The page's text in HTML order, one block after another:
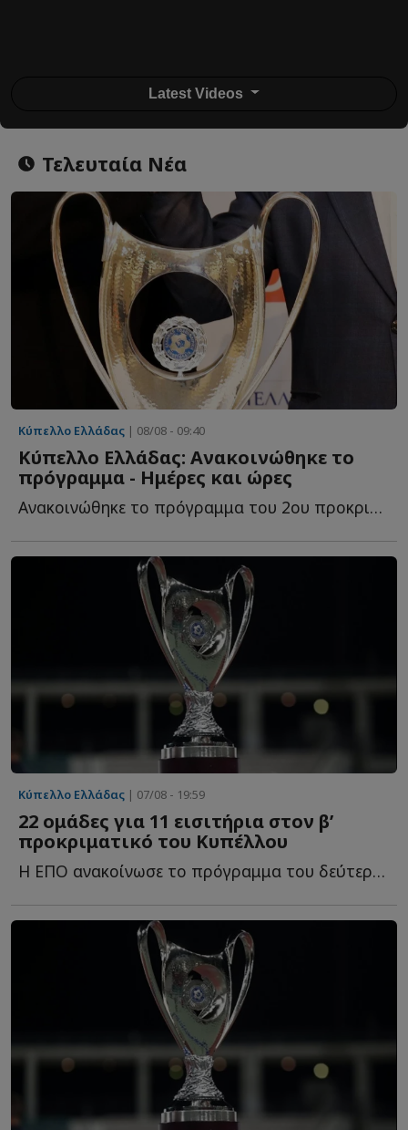
Latest Videos
Τελευταία Νέα
Κύπελλο Ελλάδας | 08/08 - 09:40
Κύπελλο Ελλάδας: Ανακοινώθηκε το
πρόγραμμα - Ημέρες και ώρες
Ανακοινώθηκε το πρόγραμμα του 2ου προκριματικού γύρου τ...
Κύπελλο Ελλάδας | 07/08 - 19:59
22 ομάδες για 11 εισιτήρια στον β’
προκριματικό του Κυπέλλου
Η ΕΠΟ ανακοίνωσε το πρόγραμμα του δεύτερου προκριματικού γ...